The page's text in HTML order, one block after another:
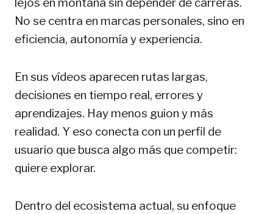
No se centra en marcas personales, sino en
eficiencia, autonomía y experiencia.
En sus vídeos aparecen rutas largas,
decisiones en tiempo real, errores y
aprendizajes. Hay menos guion y más
realidad. Y eso conecta con un perfil de
usuario que busca algo más que competir:
quiere explorar.
Dentro del ecosistema actual, su enfoque